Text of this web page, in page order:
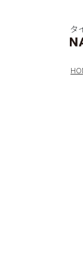
タ